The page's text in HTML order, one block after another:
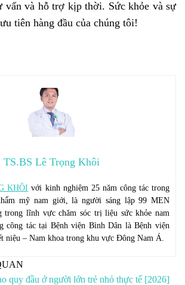
và hỗ trợ kịp thời. Sức khỏe và sự
tiên hàng đầu của chúng tôi!
TS.BS Lê Trọng Khôi
KHÔI với kinh nghiệm 25 năm công tác trong
mỹ nam giới, là người sáng lập 99 MEN
trong lĩnh vực chăm sóc trị liệu sức khỏe nam
công tác tại Bệnh viện Bình Dân là Bệnh viện
niệu – Nam khoa trong khu vực Đông Nam Á.
quy đầu ở người lớn trẻ nhỏ thực tế [2026]